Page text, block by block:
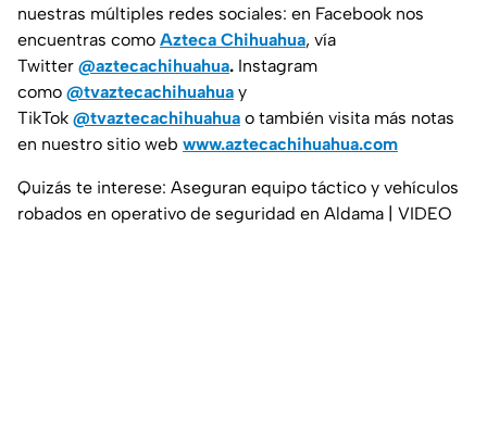
nuestras múltiples redes sociales: en Facebook nos
encuentras como Azteca Chihuahua, vía
Twitter @aztecachihuahua. Instagram
como @tvaztecachihuahua y
TikTok @tvaztecachihuahua o también visita más notas
en nuestro sitio web www.aztecachihuahua.com
Quizás te interese: Aseguran equipo táctico y vehículos
robados en operativo de seguridad en Aldama | VIDEO